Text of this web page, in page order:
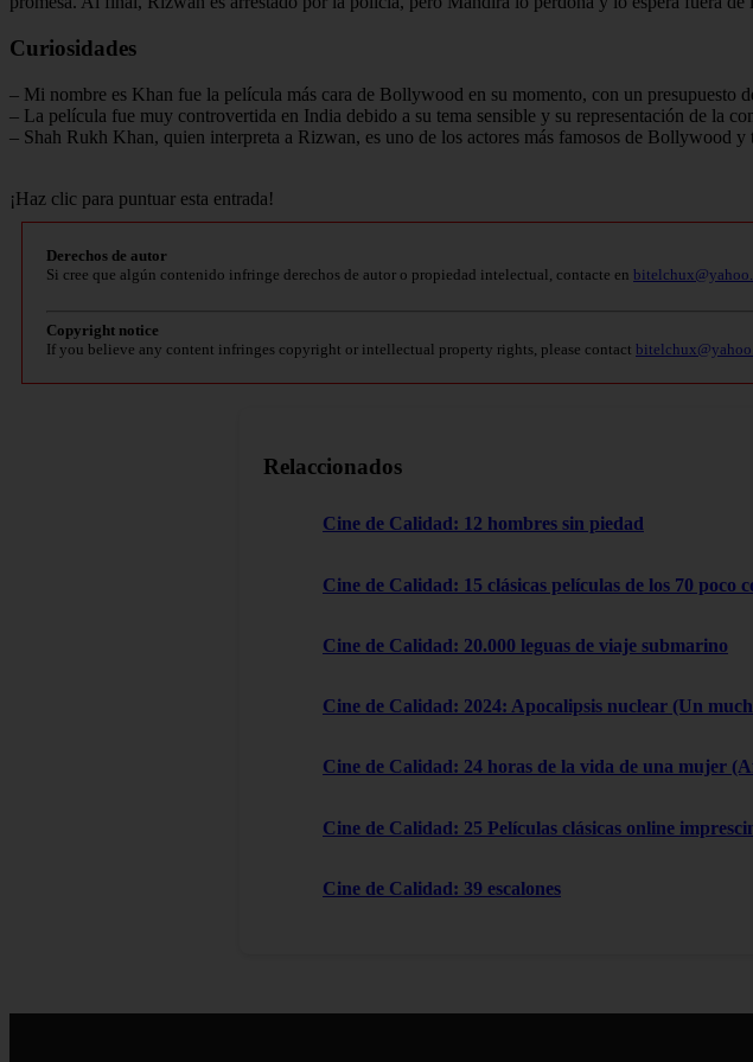
Curiosidades
– Mi nombre es Khan fue la película más cara de Bollywood en su momento, con un presupuesto
– La película fue muy controvertida en India debido a su tema sensible y su representación de la
– Shah Rukh Khan, quien interpreta a Rizwan, es uno de los actores más famosos de Bollywood
¡Haz clic para puntuar esta entrada!
Derechos de autor
Si cree que algún contenido infringe derechos de autor o propiedad intelectual, contacte en
Copyright notice
If you believe any content infringes copyright or intellectual property rights, please contact
Relaccionados
Cine de Calidad: 12 hombres sin piedad
Cine de Calidad: 15 clásicas películas de los 70 poco
Cine de Calidad: 20.000 leguas de viaje submarino
Cine de Calidad: 2024: Apocalipsis nuclear (Un
Cine de Calidad: 24 horas de la vida de una mujer
Cine de Calidad: 25 Películas clásicas online
Cine de Calidad: 39 escalones